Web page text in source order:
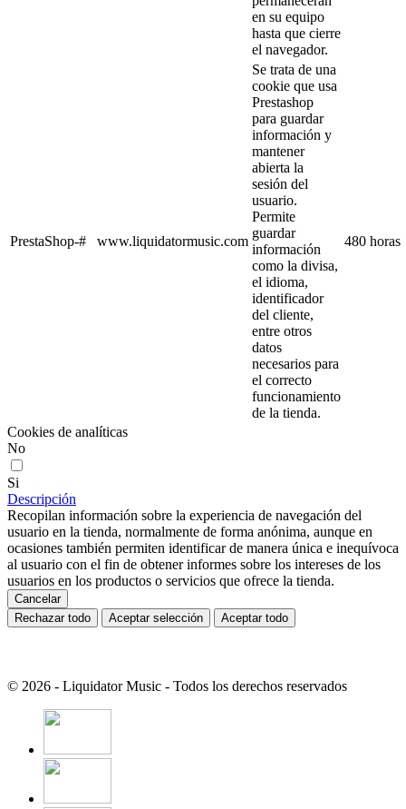
en su equipo
hasta que cierre
el navegador.
PrestaShop-# www.liquidatormusic.com
Se trata de una
cookie que usa
Prestashop
para guardar
información y
mantener
abierta la
sesión del
usuario.
Permite
guardar
información
como la divisa,
el idioma,
identificador
del cliente,
entre otros
datos
necesarios para
el correcto
funcionamiento
de la tienda.
480 horas
Cookies de analíticas
No
Si
Descripción
Recopilan información sobre la experiencia de navegación del
usuario en la tienda, normalmente de forma anónima, aunque en
ocasiones también permiten identificar de manera única e inequívoca
al usuario con el fin de obtener informes sobre los intereses de los
usuarios en los productos o servicios que ofrece la tienda.
Cancelar
Rechazar todo
Aceptar selección Aceptar todo
© 2026 - Liquidator Music - Todos los derechos reservados